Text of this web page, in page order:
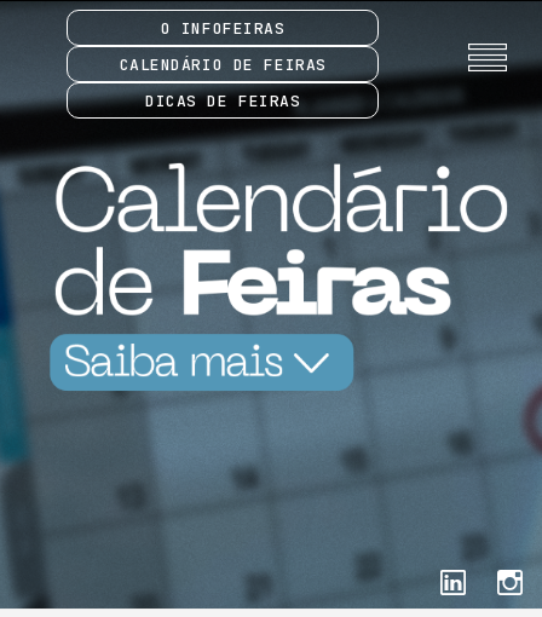
O INFOFEIRAS
CALENDÁRIO DE FEIRAS
DICAS DE FEIRAS